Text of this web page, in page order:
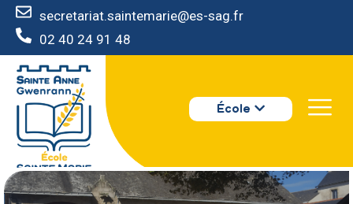
secretariat.saintemarie@es-sag.fr
02 40 24 91 48
École
ÉCOLE SAINTE MARIE - GUÉRANDE
QUI SOMMES NOUS ?
LES ACTEURS
INFOS PRATIQUES
INSCRIRE SON ENFANT